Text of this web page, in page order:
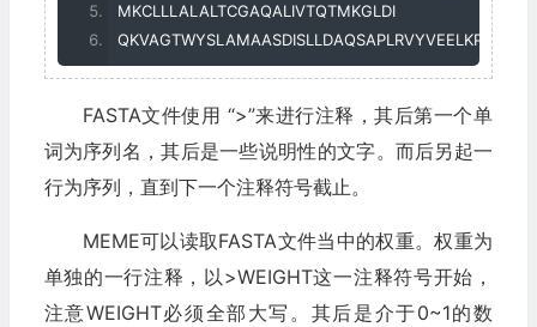
MKCLLLALALTCGAQALIVTQTMKGLDI
FASTA文件使用 “>”来进行注释，其后第一个单
词为序列名，其后是一些说明性的文字。而后另起一
行为序列，直到下一个注释符号截止。
MEME可以读取FASTA文件当中的权重。权重为
单独的一行注释，以>WEIGHT这一注释符号开始，
注意WEIGHT必须全部大写。其后是介于0~1的数